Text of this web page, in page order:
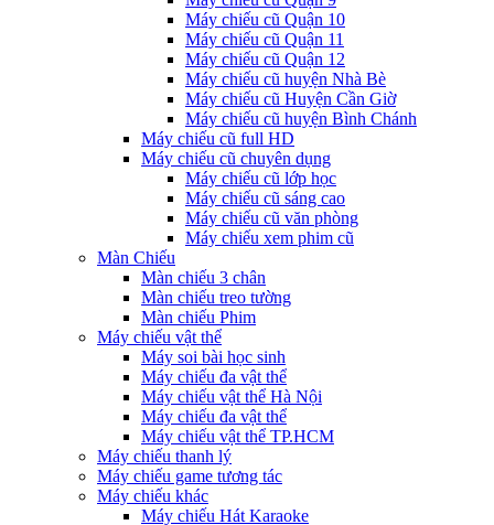
Máy chiếu cũ Quận 10
Máy chiếu cũ Quận 11
Máy chiếu cũ Quận 12
Máy chiếu cũ huyện Nhà Bè
Máy chiếu cũ Huyện Cần Giờ
Máy chiếu cũ huyện Bình Chánh
Máy chiếu cũ full HD
Máy chiếu cũ chuyên dụng
Máy chiếu cũ lớp học
Máy chiếu cũ sáng cao
Máy chiếu cũ văn phòng
Máy chiếu xem phim cũ
Màn Chiếu
Màn chiếu 3 chân
Màn chiếu treo tường
Màn chiếu Phim
Máy chiếu vật thể
Máy soi bài học sinh
Máy chiếu đa vật thể
Máy chiếu vật thể Hà Nội
Máy chiếu đa vật thể
Máy chiếu vật thể TP.HCM
Máy chiếu thanh lý
Máy chiếu game tương tác
Máy chiếu khác
Máy chiếu Hát Karaoke